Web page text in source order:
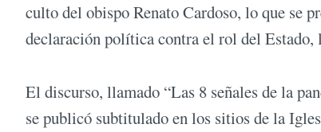
culto del obispo Renato Cardoso, lo que se
declaración política contra el rol del Estado,
El discurso, llamado “Las 8 señales de la
se publicó subtitulado en los sitios de la